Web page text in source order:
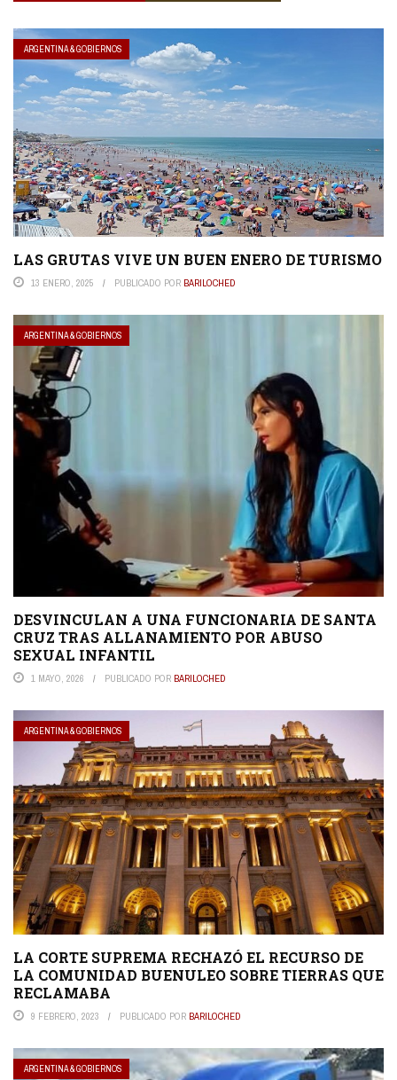
ARGENTINA & GOBIERNOS
LAS GRUTAS VIVE UN BUEN ENERO DE TURISMO
13 ENERO, 2025 PUBLICADO POR BARILOCHED
ARGENTINA & GOBIERNOS
DESVINCULAN A UNA FUNCIONARIA DE SANTA
CRUZ TRAS ALLANAMIENTO POR ABUSO
SEXUAL INFANTIL
1 MAYO, 2026 PUBLICADO POR BARILOCHED
ARGENTINA & GOBIERNOS
LA CORTE SUPREMA RECHAZÓ EL RECURSO DE
LA COMUNIDAD BUENULEO SOBRE TIERRAS QUE
RECLAMABA
9 FEBRERO, 2023 PUBLICADO POR BARILOCHED
ARGENTINA & GOBIERNOS